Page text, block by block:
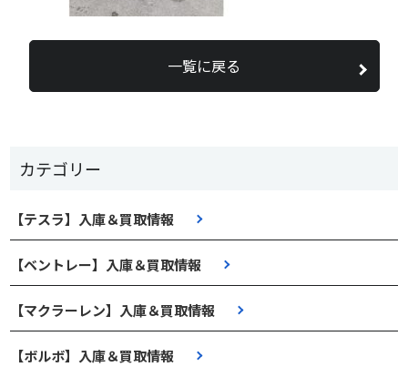
カテゴリー
【テスラ】入庫＆買取情報
【ベントレー】入庫＆買取情報
【マクラーレン】入庫＆買取情報
【ボルボ】入庫＆買取情報
一覧に戻る